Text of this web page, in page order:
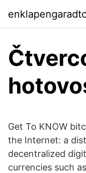
Get To KNOW
the Internet: a
decentralized
currencies such